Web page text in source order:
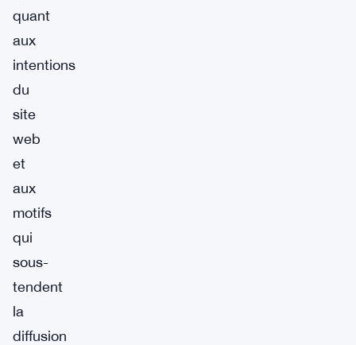
quant
aux
intentions
du
site
web
et
aux
motifs
qui
sous-
tendent
la
diffusion